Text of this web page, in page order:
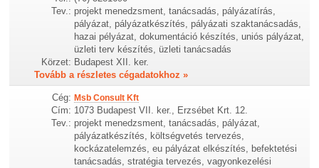
Tev.: projekt menedzsment, tanácsadás, pályázatírás,
pályázat, pályázatkészítés, pályázati szaktanácsadás,
hazai pélyázat, dokumentáció készítés, uniós pályázat,
üzleti terv készítés, üzleti tanácsadás
Körzet: Budapest XII. ker.
Tovább a részletes cégadatokhoz »
Cég: Msb Consult Kft
Cím: 1073 Budapest VII. ker., Erzsébet Krt. 12.
Tev.: projekt menedzsment, tanácsadás, pályázat,
pályázatkészítés, költségvetés tervezés,
kockázatelemzés, eu pályázat elkészítés, befektetési
tanácsadás, stratégia tervezés, vagyonkezelési